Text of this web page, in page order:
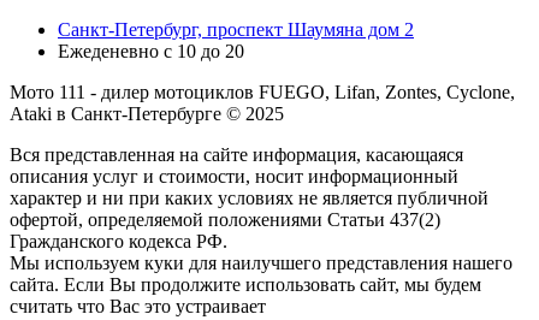
Санкт-Петербург, проспект Шаумяна дом 2
Ежеденевно с 10 до 20
Мото 111 - дилер мотоциклов FUEGO, Lifan, Zontes, Cyclone,
Ataki в Санкт-Петербурге © 2025
Вся представленная на сайте информация, касающаяся
описания услуг и стоимости, носит информационный
характер и ни при каких условиях не является публичной
офертой, определяемой положениями Статьи 437(2)
Гражданского кодекса РФ.
Мы используем куки для наилучшего представления нашего
сайта. Если Вы продолжите использовать сайт, мы будем
считать что Вас это устраивает